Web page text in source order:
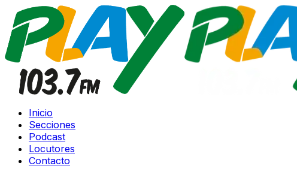
Inicio
Secciones
Podcast
Locutores
Contacto